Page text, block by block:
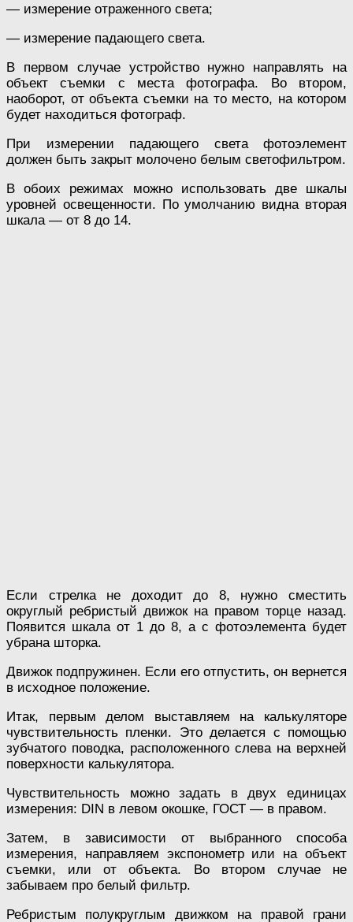
— измерение отраженного света;
— измерение падающего света.
В первом случае устройство нужно направлять на
объект съемки с места фотографа. Во втором,
наоборот, от объекта съемки на то место, на котором
будет находиться фотограф.
При измерении падающего света фотоэлемент
должен быть закрыт молочено белым светофильтром.
В обоих режимах можно использовать две шкалы
уровней освещенности. По умолчанию видна вторая
шкала — от 8 до 14.
Если стрелка не доходит до 8, нужно сместить
округлый ребристый движок на правом торце назад.
Появится шкала от 1 до 8, а с фотоэлемента будет
убрана шторка.
Движок подпружинен. Если его отпустить, он вернется
в исходное положение.
Итак, первым делом выставляем на калькуляторе
чувствительность пленки. Это делается с помощью
зубчатого поводка, расположенного слева на верхней
поверхности калькулятора.
Чувствительность можно задать в двух единицах
измерения: DIN в левом окошке, ГОСТ — в правом.
Затем, в зависимости от выбранного способа
измерения, направляем экспонометр или на объект
съемки, или от объекта. Во втором случае не
забываем про белый фильтр.
Ребристым полукруглым движком на правой грани